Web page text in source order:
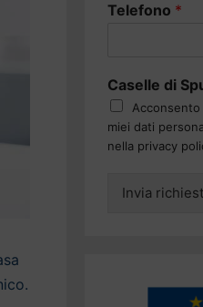
Telefono *
Caselle di
miei dati
nella privacy
Invia